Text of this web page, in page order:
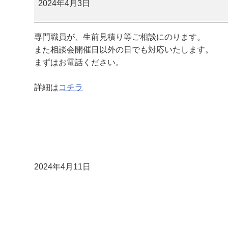
祭
会
2024年4月3日
専門職員が、生前見積り等ご相談にのります。
また相談会開催日以外の日でも対応いたします。
まずはお電話ください。
詳細はコチラ
2024年4月11日